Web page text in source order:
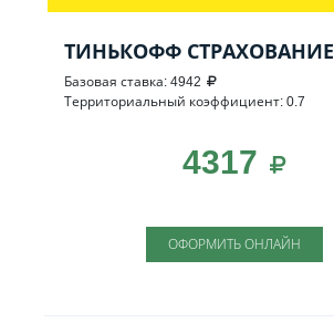
ТИНЬКОФФ СТРАХОВАНИЕ
Базовая ставка: 4942
Территориальный коэффициент: 0.7
4317
ОФОРМИТЬ ОНЛАЙН